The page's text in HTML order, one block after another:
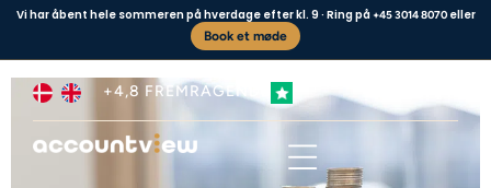
Vi har åbent hele sommeren på hverdage efter kl. 9 · Ring på +45 3014 8070eller
Book et møde
+4,8 FREMRAGENDE
VAT accounting made simple and secure